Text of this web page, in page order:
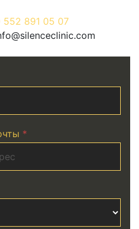
891 05 07
*